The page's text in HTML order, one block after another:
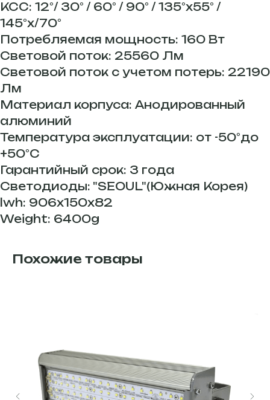
КСС: 12°/ 30° / 60° / 90° / 135°х55° /
145°х/70°
Потребляемая мощность: 160 Вт
Световой поток: 25560 Лм
Световой поток с учетом потерь: 22190
Лм
Материал корпуса: Анодированный
алюминий
Температура эксплуатации: от -50°до
+50°С
Гарантийный срок: 3 года
Светодиоды: "SEOUL"(Южная Корея)
lwh: 906x150x82
Weight: 6400g
Похожие товары